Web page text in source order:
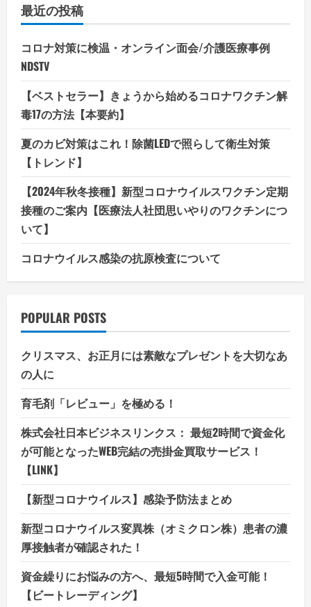
最近の投稿
コロナ対策に検温・オンライン面会/介護医療事例
NDSTV
【ベストセラー】きょうから始めるコロナワクチン解
毒17の方法【本要約】
夏のカビ対策はこれ！除菌LEDで照らして衛生対策
【トレンド】
【2024年秋冬接種】新型コロナウイルスワクチン定期
接種のご案内【医療法人社団思いやりのワクチンにつ
いて】
コロナウイルス感染の抗原検査について
POPULAR POSTS
クリスマス、お正月には素敵なプレゼントを大切なあ
の人に
育毛剤「レビュー」を極める！
株式会社日本ビジネスリンクス： 最短2時間で資金化
が可能となったWEB完結の売掛金買取サービス！
【LINK】
【新型コロナウイルス】感染予防法まとめ
新型コロナウイルス変異株（オミクロン株）患者の濃
厚接触者が確認された！
資金繰りにお悩みの方へ、最短5時間で入金可能！
【ビートレーディング】